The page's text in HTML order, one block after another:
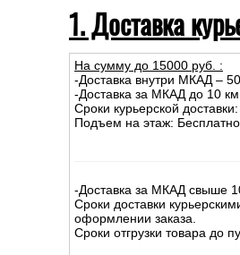
1. Доставка
На сумму до 15000 руб. :
-Доставка внутри МКАД –
-Доставка за МКАД до 10
Сроки курьерской
Подъем на этаж: Бесплатно
-Доставка за МКАД свыше
Сроки доставки
оформлении заказа.
Сроки отгрузки товара до